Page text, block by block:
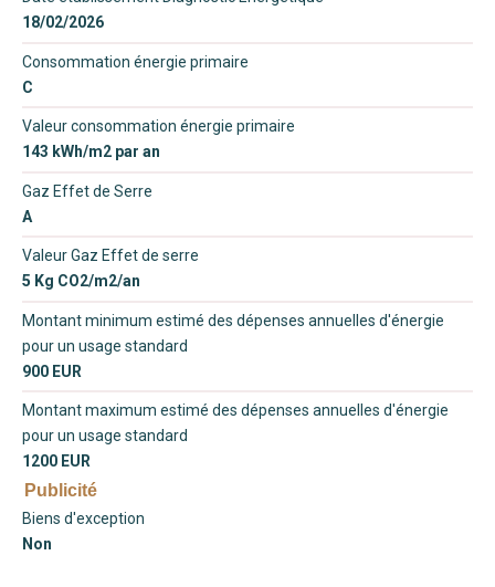
18/02/2026
Consommation énergie primaire
C
Valeur consommation énergie primaire
143 kWh/m2 par an
Gaz Effet de Serre
A
Valeur Gaz Effet de serre
5 Kg CO2/m2/an
Montant minimum estimé des dépenses annuelles d'énergie
pour un usage standard
900 EUR
Montant maximum estimé des dépenses annuelles d'énergie
pour un usage standard
1200 EUR
Publicité
Biens d'exception
Non